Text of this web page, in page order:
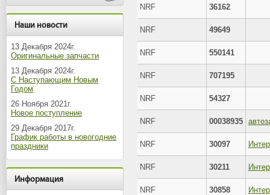
Наши новости
13 Декабря 2024г.
Оригинальные запчасти
13 Декабря 2024г.
С Наступающим Новым
Годом
26 Ноября 2021г.
Новое поступление
29 Декабря 2017г.
График работы в новогодние
праздники
Информация
NRF 36162
NRF 49649
NRF 550141
NRF 707195
NRF 54327
NRF 00038935
NRF 30097
NRF 30211
NRF 30858